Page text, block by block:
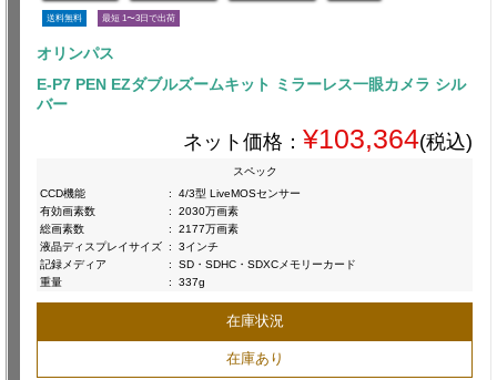
送料無料 最短 1〜3日で出荷
オリンパス
E-P7 PEN EZダブルズームキット ミラーレス一眼カメラ シル
バー
ネット価格： ¥103,364(税込)
スペック
CCD機能
:
4/3型 LiveMOSセンサー
有効画素数
:
2030万画素
総画素数
:
2177万画素
液晶ディスプレイサイズ :
3インチ
記録メディア
:
SD・SDHC・SDXCメモリーカード
重量
: 337g
在庫状況
在庫あり